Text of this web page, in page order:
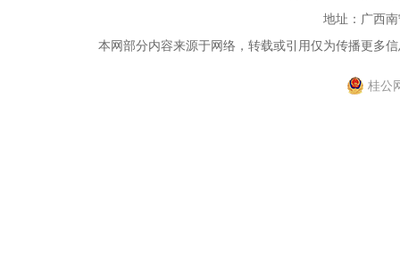
地址：广西
本网部分内容来源于网络，转载或引用仅为传播更多
桂公